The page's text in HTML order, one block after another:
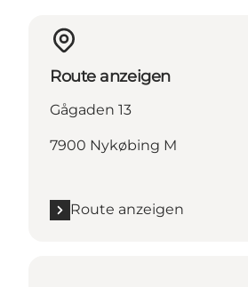
Route anzeigen
Gågaden 13
7900 Nykøbing M
Route anzeigen